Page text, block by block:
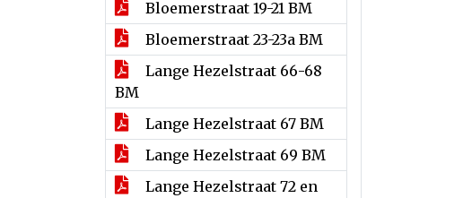
Bloemerstraat 19-21 BM
Bloemerstraat 23-23a BM
Lange Hezelstraat 66-68
BM
Lange Hezelstraat 67 BM
Lange Hezelstraat 69 BM
Lange Hezelstraat 72 en